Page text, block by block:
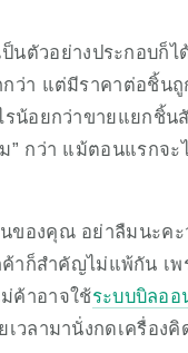
นตัวอย่างประกอบก็
ว่า แต่มีราคาต่อชิ้น
น้อยกว่าขายแยกชิ้
กว่า แม้ตอนแรกจะ
องคุณ อย่าลืมนะคะว่
ค้าก็สำคัญไม่แพ้กัน เ
ค้าอาจใช้ระบบบิลออ
วลามานั่งกดเครื่อง